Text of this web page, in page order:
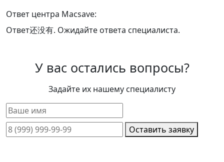
Ответ центра Macsave:
Ответ还没有. Ожидайте ответа специалиста.
У вас остались вопросы?
Задайте их нашему специалисту
Оставить заявку